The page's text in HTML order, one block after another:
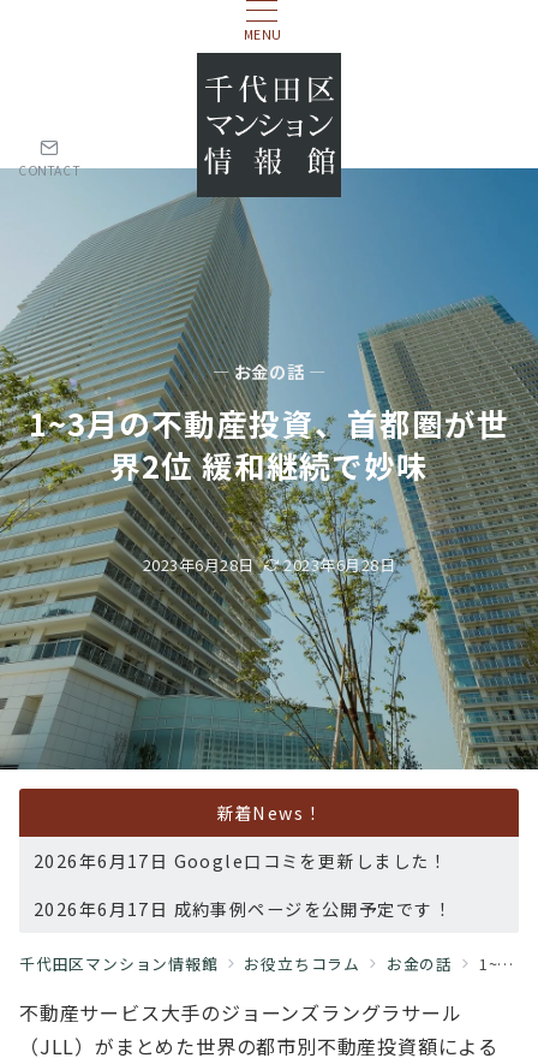
MENU
CONTACT
— お金の話 —
1~3⽉の不動産投資、⾸都圏が世
界2位 緩和継続で妙味
2023年6月28日 2023年6月28日
新着News！
2026年6月17日 Google口コミを更新しました！
2026年6月17日 成約事例ページを公開予定です！
千代田区マンション情報館 お役立ちコラム お金の話 1~3⽉の不動産投資、⾸都圏が世界2位 緩和継続で妙味
不動産サービス⼤⼿のジョーンズラングラサール
（JLL）がまとめた世界の都市別不動産投資額による